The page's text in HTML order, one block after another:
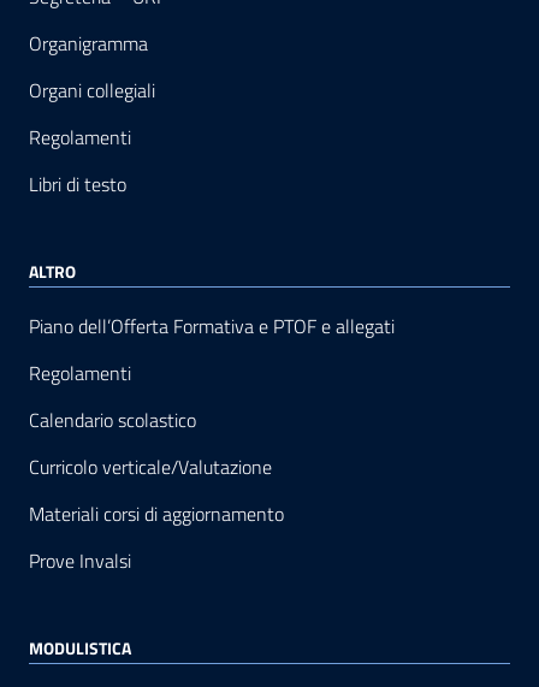
Organigramma
Organi collegiali
Regolamenti
Libri di testo
ALTRO
Piano dell’Offerta Formativa e PTOF e allegati
Regolamenti
Calendario scolastico
Curricolo verticale/Valutazione
Materiali corsi di aggiornamento
Prove Invalsi
MODULISTICA